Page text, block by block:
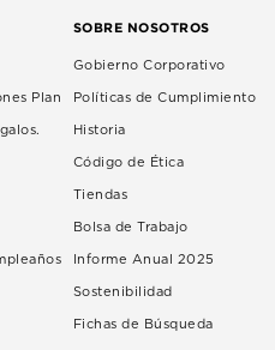
Plan
SOBRE NOSOTROS
Gobierno Corporativo
Políticas de Cumplimiento
Historia
Código de Ética
Tiendas
Bolsa de Trabajo
Informe Anual 2025
Sostenibilidad
Fichas de Búsqueda